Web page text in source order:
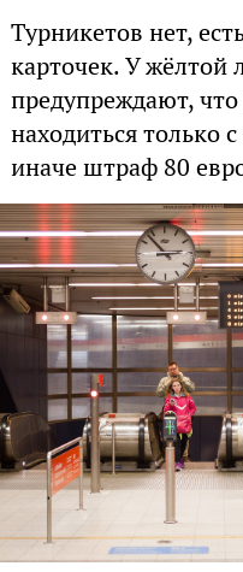
Турникетов нет,
карточек. У жёлтой
предупреждают,
находиться только
иначе штраф 80